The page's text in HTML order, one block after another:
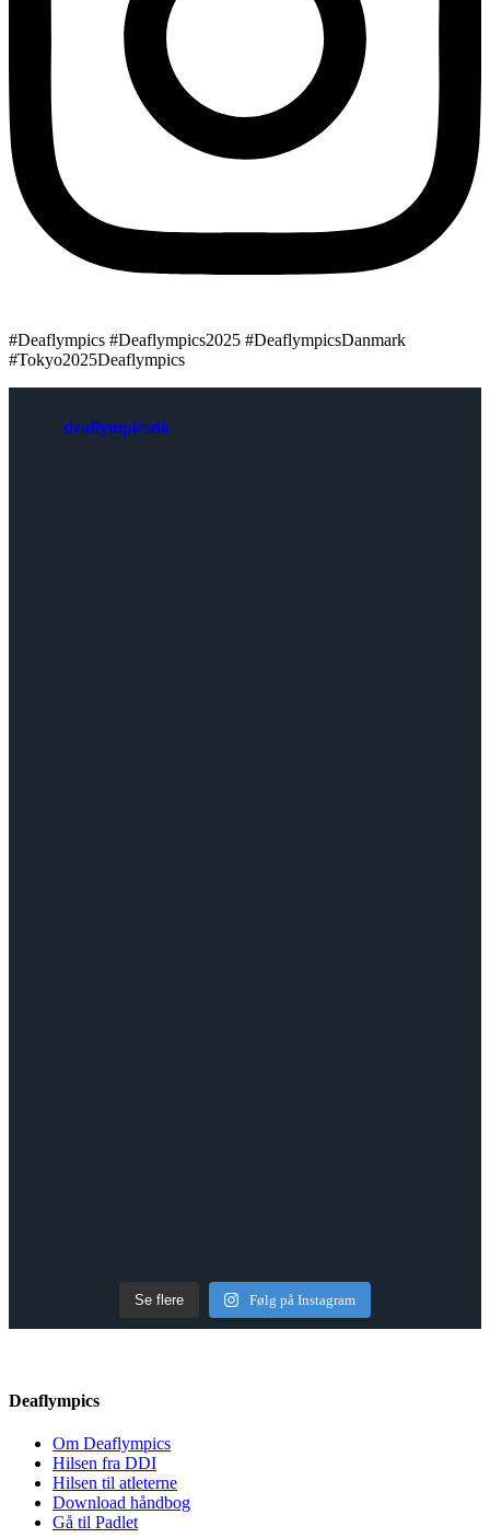
#Deaflympics #Deaflympics2025 #DeaflympicsDanmark
#Tokyo2025Deaflympics
deaflympicsdk
Se flere Følg på Instagram
Deaflympics
Om Deaflympics
Hilsen fra DDI
Hilsen til atleterne
Download håndbog
Gå til Padlet